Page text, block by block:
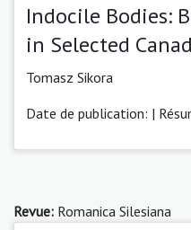
Indocile Bodies:
in Selected
Tomasz Sikora
Date de publication: |
Revue: Romanica Silesiana